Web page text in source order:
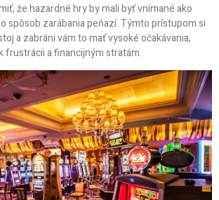
že hazardné hry by mali byť vnímané ako
spôsob zarábania peňazí. Týmto prístupom si
a zabráni vám to mať vysoké očakávania,
frustrácii a financijným stratám.